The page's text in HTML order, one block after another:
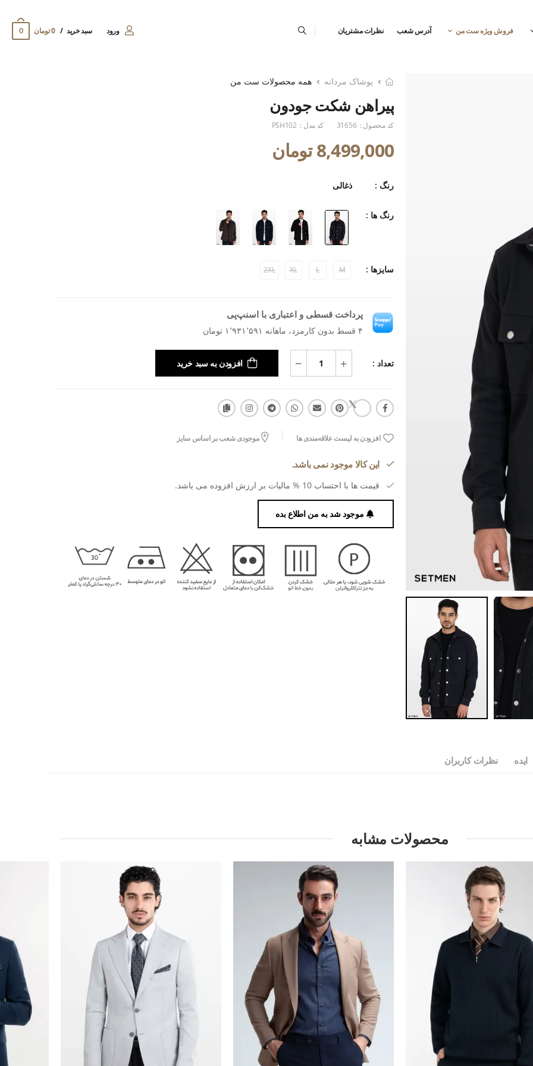
فروش ویژه ست من آدرس شعب نظرات مشتریان ورود سبد خرید 0 تومان 0
پوشاک مردانه همه محصولات ست من
پیراهن شکت جودون
کد محصول : 31656 کد مدل : PSH102
8,499,000 تومان
رنگ : ذغالی
رنگ ها :
سایزها : M
L
XL
2XL
پرداخت قسطی و اعتباری با اسنپ‌پی
۴ قسط بدون کارمزد، ماهانه ۱٬۹۳۱٬۵۹۱ تومان
تعداد : افزودن به سبد خرید
افزودن به لیست علاقه‌مندی ها موجودی شعب بر اساس سایز
این کالا موجود نمی باشد.
قیمت ها با احتساب 10 % مالیات بر ارزش افزوده می باشد.
موجود شد به من اطلاع بده
ایده نظرات کاربران
محصولات مشابه